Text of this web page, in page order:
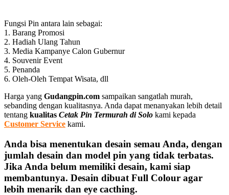
Fungsi Pin antara lain sebagai:
1. Barang Promosi
2. Hadiah Ulang Tahun
3. Media Kampanye Calon Gubernur
4. Souvenir Event
5. Penanda
6. Oleh-Oleh Tempat Wisata, dll
Harga yang Gudangpin.com sampaikan sangatlah murah,
sebanding dengan kualitasnya. Anda dapat menanyakan lebih detail
tentang kualitas Cetak Pin Termurah di Solo kami kepada
Customer Service kami.
Anda bisa menentukan desain semau Anda, dengan
jumlah desain dan model pin yang tidak terbatas.
Jika Anda belum memiliki desain, kami siap
membantunya. Desain dibuat Full Colour agar
lebih menarik dan eye cacthing.